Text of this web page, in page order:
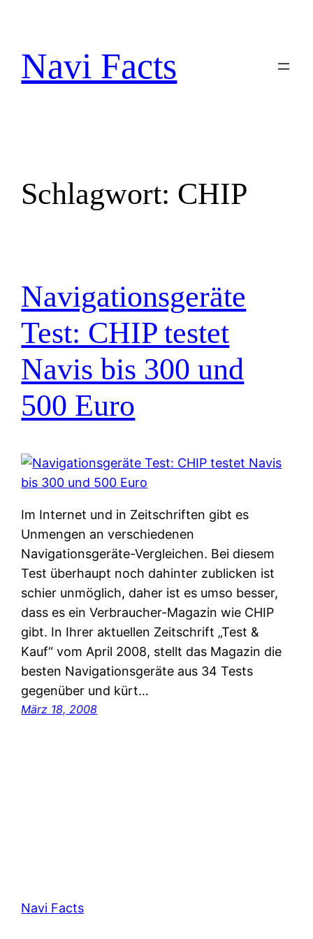
springen
Navi Facts
Schlagwort: CHIP
Navigationsgeräte
Test: CHIP testet
Navis bis 300 und
500 Euro
Im Internet und in Zeitschriften gibt es
Unmengen an verschiedenen
Navigationsgeräte-Vergleichen. Bei diesem
Test überhaupt noch dahinter zublicken ist
schier unmöglich, daher ist es umso besser,
dass es ein Verbraucher-Magazin wie CHIP
gibt. In Ihrer aktuellen Zeitschrift „Test &
Kauf“ vom April 2008, stellt das Magazin die
besten Navigationsgeräte aus 34 Tests
gegenüber und kürt…
März 18, 2008
Navi Facts